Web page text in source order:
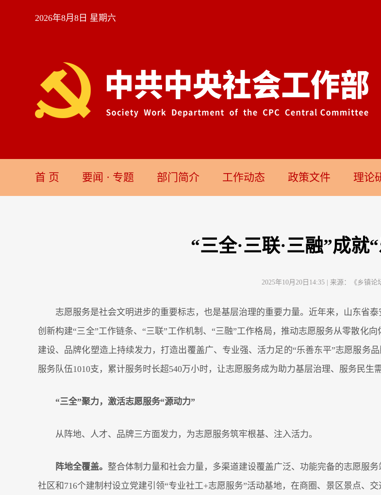
2026年8月8日 星期六
首 页 要闻 · 专题 部门简介 工作动态 政策文件 理论
“三全·三联·三融”成就
2025年10月20日14:35 | 来源： 《乡镇论
志愿服务是社会文明进步的重要标志，也是基层治理的重要力量。近年来，山东省
创新构建“三全”工作链条、“三联”工作机制、“三融”工作格局，推动志愿服务从零散化
建设、品牌化塑造上持续发力，打造出覆盖广、专业强、活力足的“乐善东平”志愿服务
服务队伍1010支，累计服务时长超540万小时，让志愿服务成为助力基层治理、服务民生
“三全”聚力，激活志愿服务“源动力”
从阵地、人才、品牌三方面发力，为志愿服务筑牢根基、注入活力。
阵地全覆盖。 整合体制力量和社会力量，多渠道建设覆盖广泛、功能完备的志愿服
社区和716个建制村设立党建引领“专业社工+志愿服务”活动基地，在商圈、景区景点、